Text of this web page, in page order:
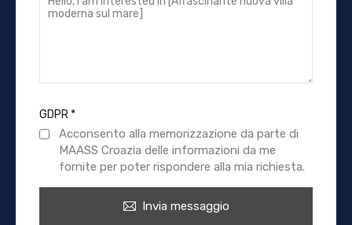
GDPR*
Acconsento alla memorizzazione da parte di
MAASS Croazia delle informazioni da me
fornite per poter rispondere alla mia richiesta.
Invia messaggio